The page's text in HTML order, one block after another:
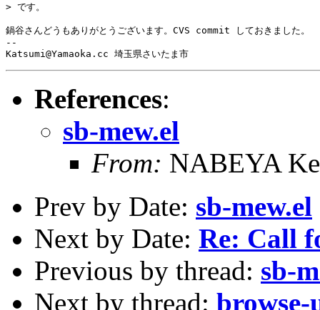
> です。
鍋谷さんどうもありがとうございます。CVS commit しておきました。
--
References:
sb-mew.el
From: NABEYA
Prev by Date: sb-mew.el
Next by Date: Re: Call
Previous by thread: sb-
Next by thread: browse-